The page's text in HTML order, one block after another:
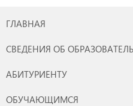
ГЛАВНАЯ
СВЕДЕНИЯ ОБ
АБИТУРИЕНТУ
ОБУЧАЮЩИМСЯ